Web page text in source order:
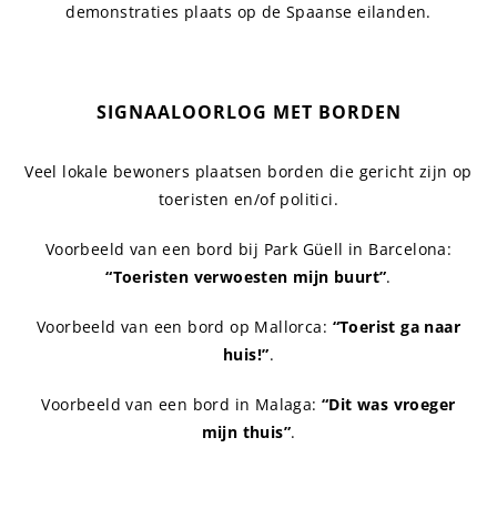
demonstraties plaats op de Spaanse eilanden.
SIGNAALOORLOG MET BORDEN
Veel lokale bewoners plaatsen borden die gericht zijn op
toeristen en/of politici.
Voorbeeld van een bord bij Park Güell in Barcelona:
“Toeristen verwoesten mijn buurt”.
Voorbeeld van een bord op Mallorca: “Toerist ga naar
huis!”.
Voorbeeld van een bord in Malaga:“Dit was vroeger
mijn thuis”.